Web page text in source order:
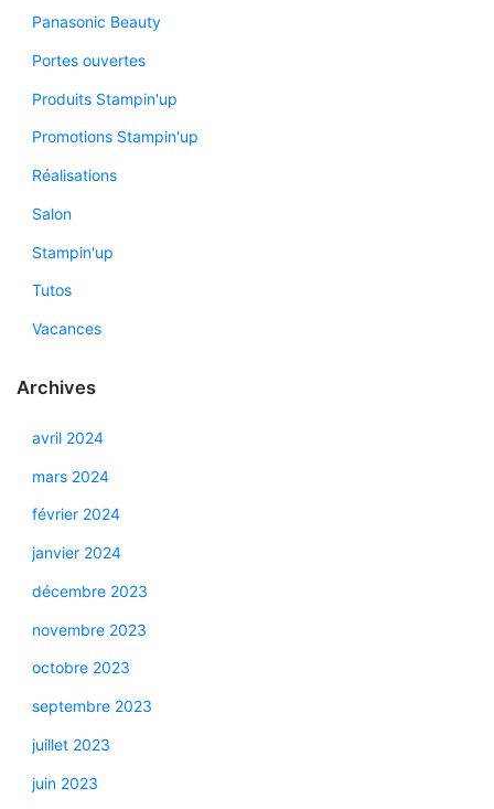
Panasonic Beauty
Portes ouvertes
Produits Stampin'up
Promotions Stampin'up
Réalisations
Salon
Stampin'up
Tutos
Vacances
Archives
avril 2024
mars 2024
février 2024
janvier 2024
décembre 2023
novembre 2023
octobre 2023
septembre 2023
juillet 2023
juin 2023